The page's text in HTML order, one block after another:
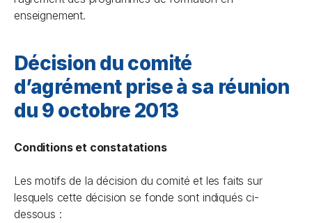
enseignement.
Décision du comité
d’agrément prise à sa réunion
du 9 octobre 2013
Conditions et constatations
Les motifs de la décision du comité et les faits sur
lesquels cette décision se fonde sont indiqués ci-
dessous :